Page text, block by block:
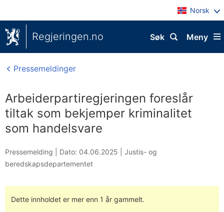
Norsk
Regjeringen.no Meny
Søk
Pressemeldinger
Arbeiderpartiregjeringen foreslår
tiltak som bekjemper kriminalitet
som handelsvare
Pressemelding | Dato: 04.06.2025
Justis- og
beredskapsdepartementet
Dette innholdet er mer enn 1 år gammelt.